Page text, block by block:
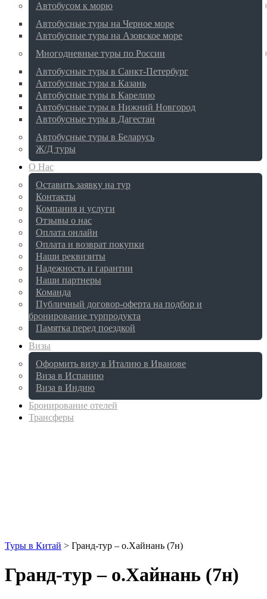
Автобусом к морю
Автобусные туры на Черное море
Автобусные туры на Азовское море
Многодневные туры по России
Автобусные туры в Санкт-Петербург
Автобусные туры в Казань
Автобусные туры в Карелию
Автобусные туры в Нижний Новгород
Автобусные туры в Дагестан
Автобусные туры в Беларусь
Ж/Д туры
О Нас
Оставить заявку на тур
Контакты
Компания и услуги
Отзывы о нас
Оплата онлайн
Оплата и возврат покупки
Наши реквизиты
Надежность и гарантии
Наши партнеры
Команда
Публичный договор-оферта на подбор и
бронирование турпродукта
Памятка перед поездкой
Визы
Оформить визу в Италию в Иванове
Виза в Испанию
Виза в Индию
Бронирование отелей
Трансферы
Туры в Китай > Гранд-тур – о.Хайнань (7н)
Гранд-тур – о.Хайнань (7н)